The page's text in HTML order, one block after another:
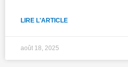
LIRE L'ARTICLE
août 18, 2025